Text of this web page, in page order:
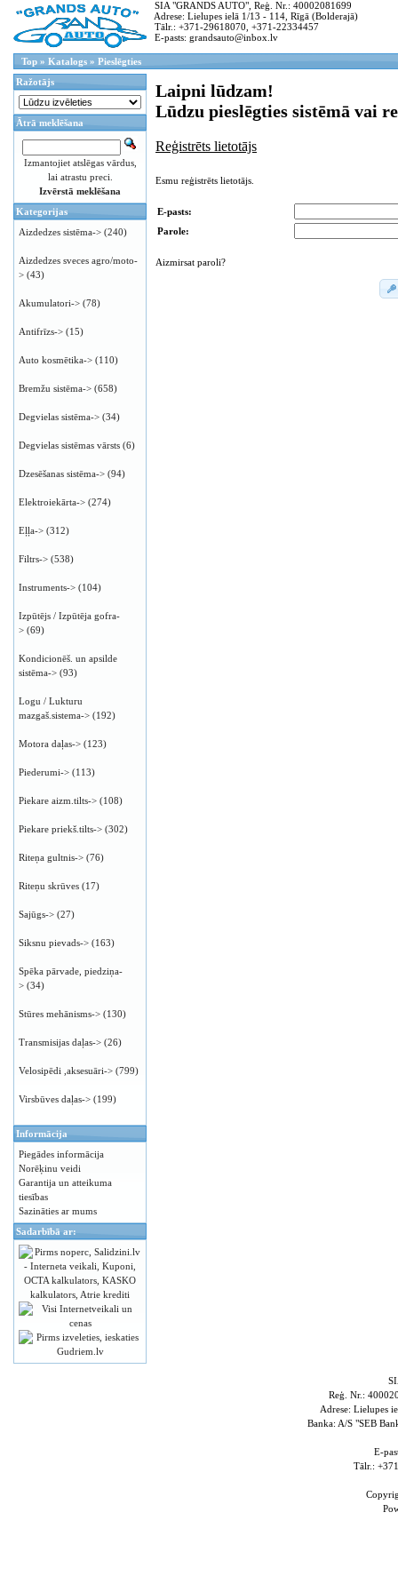
SIA "GRANDS AUTO", Reģ. Nr.: 40002081699
Adrese: Lielupes ielā 1/13 - 114, Rīgā (Bolderajā)
Tālr.: +371-29618070, +371-22334457
E-pasts: grandsauto@inbox.lv
Top » Katalogs » Pieslēgties
Laipni lūdzam!
Lūdzu pieslēgties sistēmā vai
Reģistrēts lietotājs
Esmu reģistrēts lietotājs.
E-pasts:
Parole:
Aizmirsat paroli?
Ražotājs
Ātrā meklēšana
Izmantojiet atslēgas vārdus,
lai atrastu preci.
Izvērstā meklēšana
Kategorijas
Aizdedzes sistēma-> (240)
Aizdedzes sveces agro/moto-
> (43)
Akumulatori-> (78)
Antifrīzs-> (15)
Auto kosmētika-> (110)
Bremžu sistēma-> (658)
Degvielas sistēma-> (34)
Degvielas sistēmas vārsts (6)
Dzesēšanas sistēma-> (94)
Elektroiekārta-> (274)
Eļļa-> (312)
Filtrs-> (538)
Instruments-> (104)
Izpūtējs / Izpūtēja gofra-
> (69)
Kondicionēš. un apsilde
sistēma-> (93)
Logu / Lukturu
mazgaš.sistema-> (192)
Motora daļas-> (123)
Piederumi-> (113)
Piekare aizm.tilts-> (108)
Piekare priekš.tilts-> (302)
Riteņa gultnis-> (76)
Riteņu skrūves (17)
Sajūgs-> (27)
Siksnu pievads-> (163)
Spēka pārvade, piedziņa-
> (34)
Stūres mehānisms-> (130)
Transmisijas daļas-> (26)
Velosipēdi ,aksesuāri-> (799)
Virsbūves daļas-> (199)
Informācija
Piegādes informācija
Norēķinu veidi
Garantija un atteikuma
tiesības
Sazināties ar mums
Sadarbībā ar:
Reģ. Nr.:
Adrese: Lielupes
Banka: A/S "SEB
E-
Tālr.: